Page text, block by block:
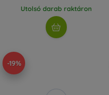
Utolsó darab raktáron
-19%